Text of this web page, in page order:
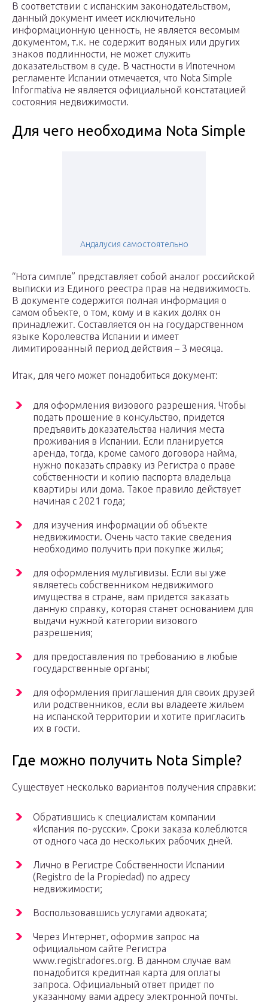
В соответствии с испанским законодательством,
данный документ имеет исключительно
информационную ценность, не является весомым
документом, т.к. не содержит водяных или других
знаков подлинности, не может служить
доказательством в суде. В частности в Ипотечном
регламенте Испании отмечается, что Nota Simple
Informativa не является официальной констатацией
состояния недвижимости.
Для чего необходима Nota Simple
Андалусия самостоятельно
“Нота симпле” представляет собой аналог российской
выписки из Единого реестра прав на недвижимость.
В документе содержится полная информация о
самом объекте, о том, кому и в каких долях он
принадлежит. Составляется он на государственном
языке Королевства Испании и имеет
лимитированный период действия – 3 месяца.
Итак, для чего может понадобиться документ:
для оформления визового разрешения. Чтобы
подать прошение в консульство, придется
предъявить доказательства наличия места
проживания в Испании. Если планируется
аренда, тогда, кроме самого договора найма,
нужно показать справку из Регистра о праве
собственности и копию паспорта владельца
квартиры или дома. Такое правило действует
начиная с 2021 года;
для изучения информации об объекте
недвижимости. Очень часто такие сведения
необходимо получить при покупке жилья;
для оформления мультивизы. Если вы уже
являетесь собственником недвижимого
имущества в стране, вам придется заказать
данную справку, которая станет основанием для
выдачи нужной категории визового
разрешения;
для предоставления по требованию в любые
государственные органы;
для оформления приглашения для своих друзей
или родственников, если вы владеете жильем
на испанской территории и хотите пригласить
их в гости.
Где можно получить Nota Simple?
Существует несколько вариантов получения справки:
Обратившись к специалистам компании
«Испания по-русски». Сроки заказа колеблются
от одного часа до нескольких рабочих дней.
Лично в Регистре Собственности Испании
(Registro de la Propiedad) по адресу
недвижимости;
Воспользовавшись услугами адвоката;
Через Интернет, оформив запрос на
официальном сайте Регистра
www.registradores.org. В данном случае вам
понадобится кредитная карта для оплаты
запроса. Официальный ответ придет по
указанному вами адресу электронной почты.